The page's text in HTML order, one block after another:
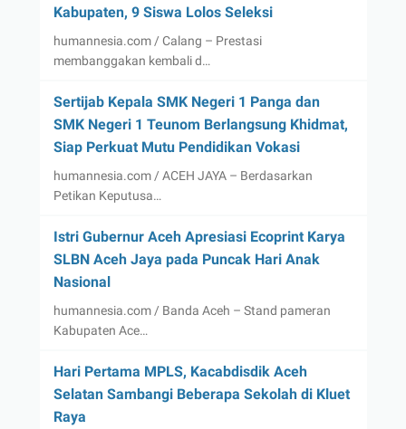
Kabupaten, 9 Siswa Lolos Seleksi
humannesia.com / Calang – Prestasi
membanggakan kembali d…
Sertijab Kepala SMK Negeri 1 Panga dan
SMK Negeri 1 Teunom Berlangsung Khidmat,
Siap Perkuat Mutu Pendidikan Vokasi
humannesia.com / ACEH JAYA – Berdasarkan
Petikan Keputusa…
Istri Gubernur Aceh Apresiasi Ecoprint Karya
SLBN Aceh Jaya pada Puncak Hari Anak
Nasional
humannesia.com / Banda Aceh – Stand pameran
Kabupaten Ace…
Hari Pertama MPLS, Kacabdisdik Aceh
Selatan Sambangi Beberapa Sekolah di Kluet
Raya